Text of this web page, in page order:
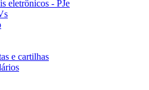
eletrônicos - PJe
e cartilhas